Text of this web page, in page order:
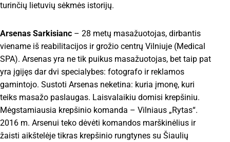
turinčių lietuvių sėkmės istorijų.
Arsenas Sarkisianc – 28 metų masažuotojas, dirbantis
viename iš reabilitacijos ir grožio centrų Vilniuje (Medical
SPA). Arsenas yra ne tik puikus masažuotojas, bet taip pat
yra įgijęs dar dvi specialybes: fotografo ir reklamos
gamintojo. Sustoti Arsenas neketina: kuria įmonę, kuri
teiks masažo paslaugas. Laisvalaikiu domisi krepšiniu.
Mėgstamiausia krepšinio komanda – Vilniaus „Rytas“.
2016 m. Arsenui teko dėvėti komandos marškinėlius ir
žaisti aikštelėje tikras krepšinio rungtynes su Šiaulių